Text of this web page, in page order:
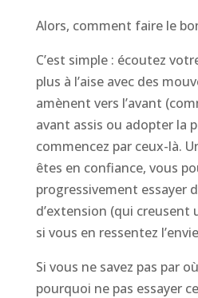
Alors, comment faire le
C’est simple : écoutez
plus à l’aise avec des
amènent vers l’avant
avant assis ou adopter la
commencez par ceux-là.
êtes en confiance, vous
progressivement essayer
d’extension (qui creusent
si vous en ressentez
Si vous ne savez pas par
pourquoi ne pas essayer